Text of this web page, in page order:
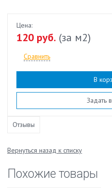
Цена:
120 руб. (за м2)
Сравнить
В
Задать
Отзывы
Вернуться назад к списку
Похожие товары